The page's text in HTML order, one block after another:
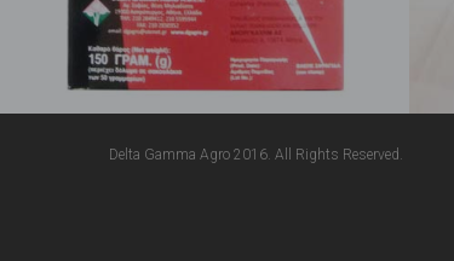
Delta Gamma Agro 2016. All Rights Reserved.